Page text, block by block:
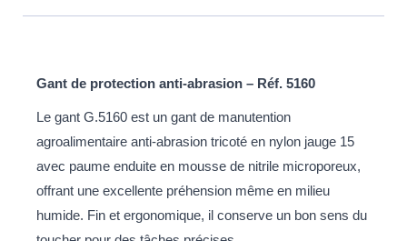
Gant de protection anti-abrasion – Réf. 5160
Le gant G.5160 est un gant de manutention
agroalimentaire anti-abrasion tricoté en nylon jauge 15
avec paume enduite en mousse de nitrile microporeux,
offrant une excellente préhension même en milieu
humide. Fin et ergonomique, il conserve un bon sens du